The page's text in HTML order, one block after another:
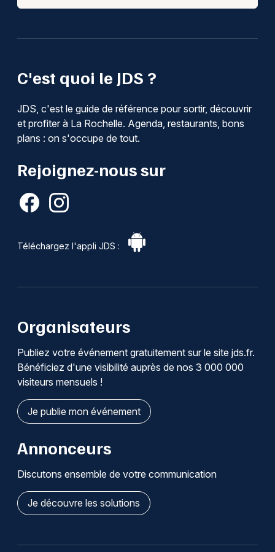
C'est quoi le JDS ?
JDS, c'est le guide de référence pour sortir, découvrir
et profiter à La Rochelle. Agenda, restaurants, bons
plans : on s'occupe de tout.
Rejoignez-nous sur
Téléchargez l'appli JDS :
Organisateurs
Publiez votre événement gratuitement sur le site jds.fr.
Bénéficiez d'une visibilité auprès de nos 3 000 000
visiteurs mensuels !
Je publie mon événement
Annonceurs
Discutons ensemble de votre communication
Je découvre les solutions